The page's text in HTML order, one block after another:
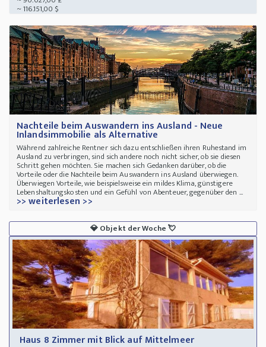
~ 116.151,00 $
Nachteile beim Auswandern ins Ausland - Neue
Inlandsimmobilie als Alternative
Während zahlreiche Rentner sich dazu entschließen ihren Ruhestand im
Ausland zu verbringen, sind sich andere noch nicht sicher, ob sie diesen
Schritt gehen möchten. Sie machen sich Gedanken darüber, ob die
Vorteile oder die Nachteile beim Auswandern ins Ausland überwiegen.
Überwiegen Vorteile, wie beispielsweise ein mildes Klima, günstigere
Lebenshaltungskosten und ein Gefühl von Abenteuer, gegenüber den ...
>> weiterlesen >>
💎Objekt der Woche💘
Haus 8 Zimmer mit Blick auf Mittelmeer